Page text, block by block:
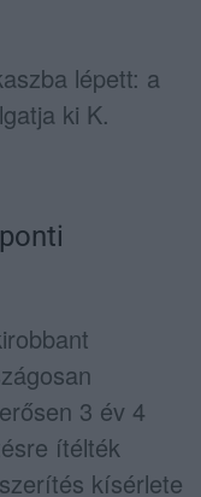
lépett: a
ki K.
3 év 4
ítélték
kísérlete